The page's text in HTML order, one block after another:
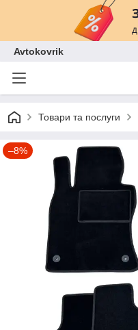
Avtokovrik
Товари та послуги
–8%